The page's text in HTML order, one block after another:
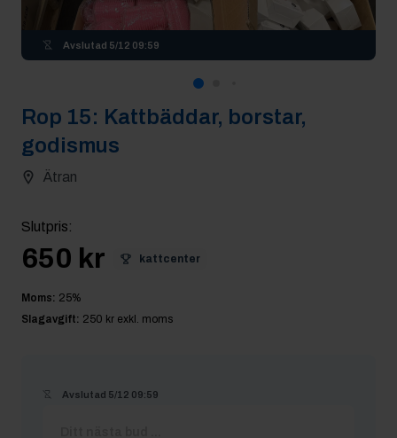
Avslutad 5/12 09:59
Rop 15: Kattbäddar, borstar,
godismus
Ätran
Slutpris:
650 kr kattcenter
Moms: 25%
Slagavgift: 250 kr exkl. moms
Avslutad 5/12 09:59